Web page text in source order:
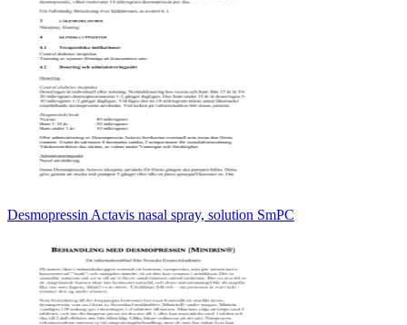
Desmopressin Actavis nasal spray, solution SmPC